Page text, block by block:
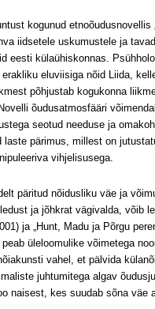
kogunud etnoõudusnovellis
iidsetele uskumustele ja
eesti külaühiskonnas.
eluviisiga nõid Liida,
põhjustab kogukonna
õudusatmosfääri
seotud needuse ja
laste pärimus, millest on
vihjelisusega.
päritud nõidusliku väe ja
ja jõhkrat vägivalda, võib
ja „Hunt, Madu ja Põrgu
peab üleloomulike võimetega
vahel, et pälvida
juhtumitega algav
naisest, kes suudab sõna väe